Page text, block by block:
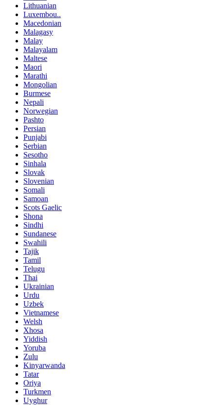
Lithuanian
Luxembou..
Macedonian
Malagasy
Malay
Malayalam
Maltese
Maori
Marathi
Mongolian
Burmese
Nepali
Norwegian
Pashto
Persian
Punjabi
Serbian
Sesotho
Sinhala
Slovak
Slovenian
Somali
Samoan
Scots Gaelic
Shona
Sindhi
Sundanese
Swahili
Tajik
Tamil
Telugu
Thai
Ukrainian
Urdu
Uzbek
Vietnamese
Welsh
Xhosa
Yiddish
Yoruba
Zulu
Kinyarwanda
Tatar
Oriya
Turkmen
Uyghur